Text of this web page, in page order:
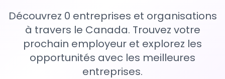
Découvrez 0 entreprises et organisations
à travers le Canada. Trouvez votre
prochain employeur et explorez les
opportunités avec les meilleures
entreprises.